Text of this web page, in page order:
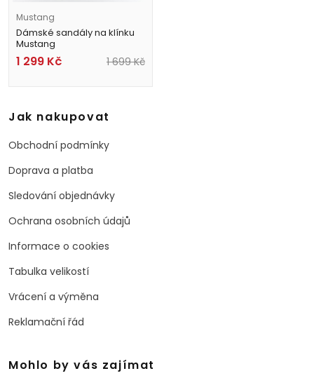
Mustang
Dámské sandály na klínku
Mustang
1459-801-9 černé
1 299 Kč 1 699Kč
Jak nakupovat
Obchodní podmínky
Doprava a platba
Sledování objednávky
Ochrana osobních údajů
Informace o cookies
Tabulka velikostí
Vrácení a výměna
Reklamační řád
Mohlo by vás zajímat